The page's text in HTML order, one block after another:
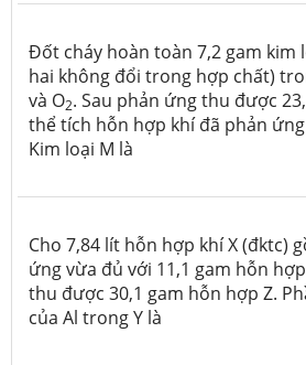
Đốt cháy hoàn toàn 7,2 gam kim
hai không đổi trong hợp chất)
và O2. Sau phản ứng thu được
thể tích hỗn hợp khí đã phản
Kim loại M là
Cho 7,84 lít hỗn hợp khí X (đktc)
ứng vừa đủ với 11,1 gam hỗn
thu được 30,1 gam hỗn hợp Z.
của Al trong Y là